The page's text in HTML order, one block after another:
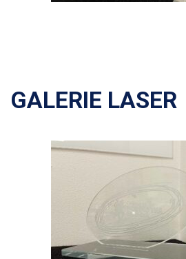
GALERIE LASER